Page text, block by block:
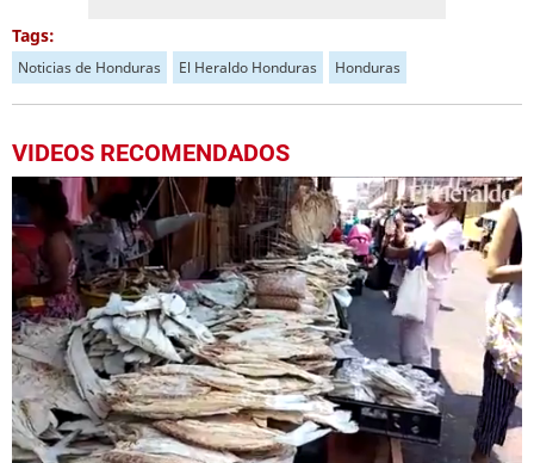
Tags:
Noticias de Honduras El Heraldo Honduras Honduras
VIDEOS RECOMENDADOS